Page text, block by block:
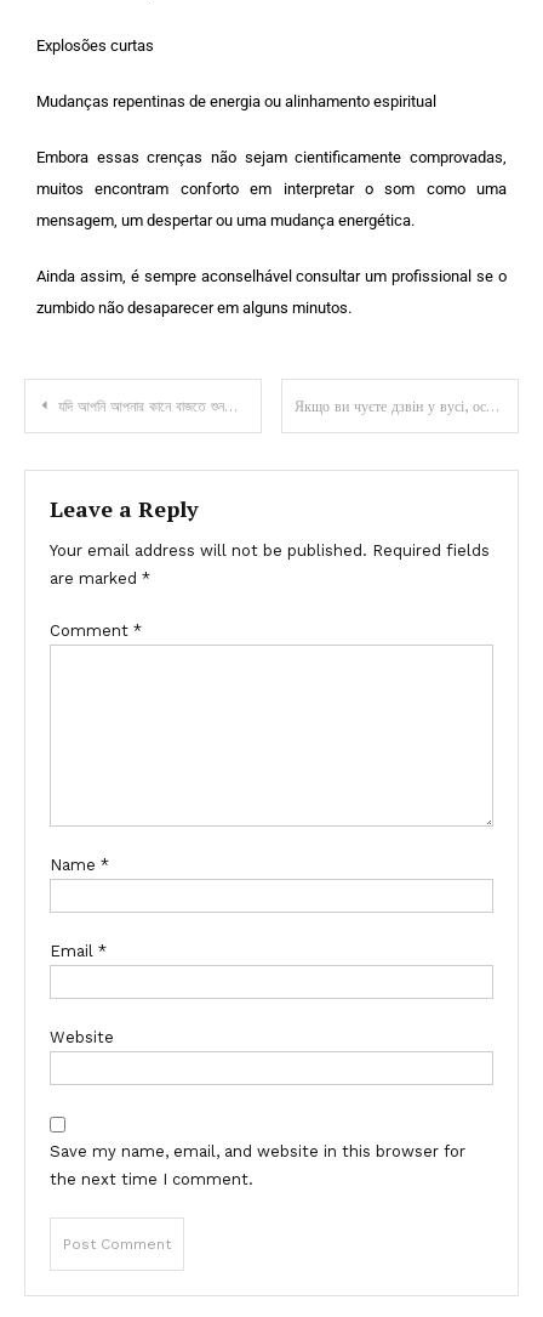
Explosões curtas
Mudanças repentinas de energia ou alinhamento espiritual
Embora essas crenças não sejam cientificamente comprovadas,
muitos encontram conforto em interpretar o som como uma
mensagem, um despertar ou uma mudança energética.
Ainda assim, é sempre aconselhável consultar um profissional se o
zumbido não desaparecer em alguns minutos.
যদি আপনি আপনার কানে বাজতে শুনতে পান, তাহলে এর অর্থ এই হতে পারে Якщо ви чуєте дзвін у вусі, ось що це може означати
Leave a Reply
Your email address will not be published. Required fields
are marked *
Comment *
Name *
Email *
Website
Save my name, email, and website in this browser for
the next time I comment.